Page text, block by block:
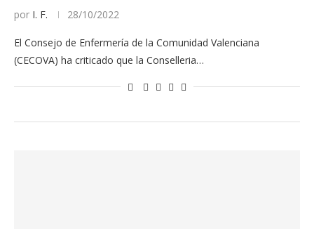
por I. F. 28/10/2022
El Consejo de Enfermería de la Comunidad Valenciana
(CECOVA) ha criticado que la Conselleria…